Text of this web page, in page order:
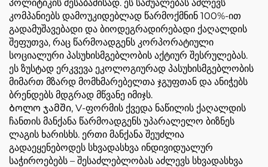
პოლიტიკის შესაბამისად. ეს საშუალებას აძლევს
კომპანიებს დამოუკიდებლად წარმოქმნინ 100%-ით
გადამუშავებადი და ბიოდეგრადირებადი ქაღალდის
შეფუთვა, რაც წარმოადგენს კორპორატიული
სოციალური პასუხისმგებლობის აქტიურ შესრულებას.
ეს ზუსტად ერკვევა ეკოლოგიურად პასუხისმგებლობის
მიმართ მზარდ მომხმარებელთა ჯგუფთან და ანიჭებს
ბრენდებს მდგრად მწვანე იმიჯს.
Ბოლო ჯამში, V-ფორმის ქვედა ნაწილის ქაღალდის
ჩანთის მანქანა წარმოადგენს უპარალელო ბიზნეს
ლაგის ხარისხს. ერთი მანქანა შეუძლია
გადაეყენებოდეს სხვადასხვა ინდივიდუალურ
საჭიროებებს – შესაძლებლობას აძლევს სხვადასხვა